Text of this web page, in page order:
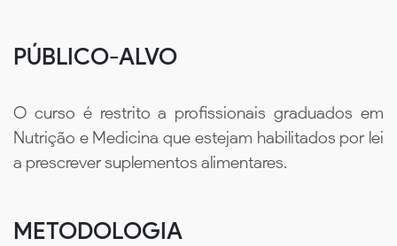
PÚBLICO-ALVO
O curso é restrito a profissionais graduados em
Nutrição e Medicina que estejam habilitados por lei
a prescrever suplementos alimentares.
METODOLOGIA